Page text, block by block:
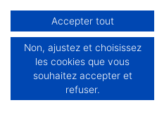
15 av. de Verdun, 64500
Tél :05 59 85 18 51
Email :
Rejoignez-nous sur
Accepter tout
Non, ajustez et choisissez
les cookies que vous
souhaitez accepter et
refuser.